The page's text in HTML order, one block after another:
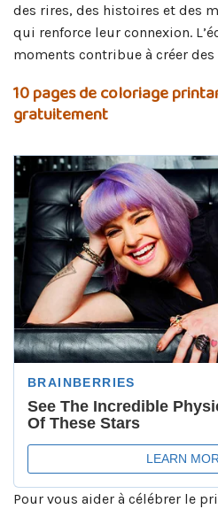
des rires, des histoires et des
qui renforce leur connexion.
moments contribue à créer
10 pages de coloriage
gratuitement
Pour vous aider à célébrer le